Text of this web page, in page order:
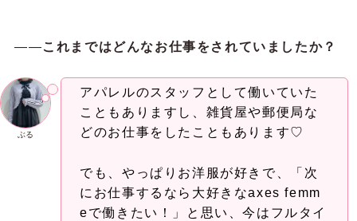
――これまではどんなお仕事をされていましたか？
ぶる
アパレルのスタッフとして働いていた
こともありますし、雑貨屋や郵便局な
どのお仕事をしたこともあります♡
でも、やっぱりお洋服が好きで、「次
にお仕事するなら大好きなaxes femm
eで働きたい！」と思い、今はフルタイ